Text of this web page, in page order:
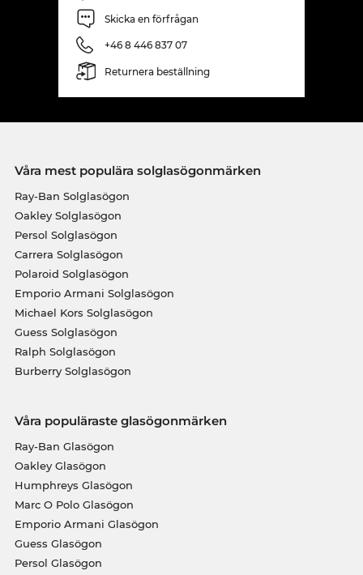
Skicka en förfrågan
+46 8 446 837 07
Returnera beställning
Våra mest populära solglasögonmärken
Ray-Ban Solglasögon
Oakley Solglasögon
Persol Solglasögon
Carrera Solglasögon
Polaroid Solglasögon
Emporio Armani Solglasögon
Michael Kors Solglasögon
Guess Solglasögon
Ralph Solglasögon
Burberry Solglasögon
Våra populäraste glasögonmärken
Ray-Ban Glasögon
Oakley Glasögon
Humphreys Glasögon
Marc O Polo Glasögon
Emporio Armani Glasögon
Guess Glasögon
Persol Glasögon